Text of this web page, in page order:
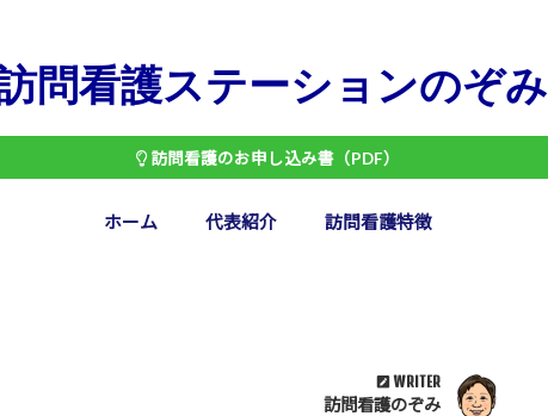
問看護ステーションのぞみ
訪問看護のお申し込み書（PDF）
ホーム 代表紹介 訪問看護特徴
WRITER
訪問看護のぞみ